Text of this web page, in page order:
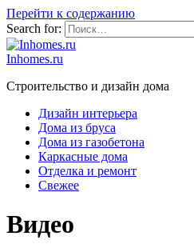
Перейти к содержанию
Search for:
Inhomes.ru
Строительство и дизайн дома
Дизайн интерьера
Дома из бруса
Дома из газобетона
Каркасные дома
Отделка и ремонт
Свежее
Видео